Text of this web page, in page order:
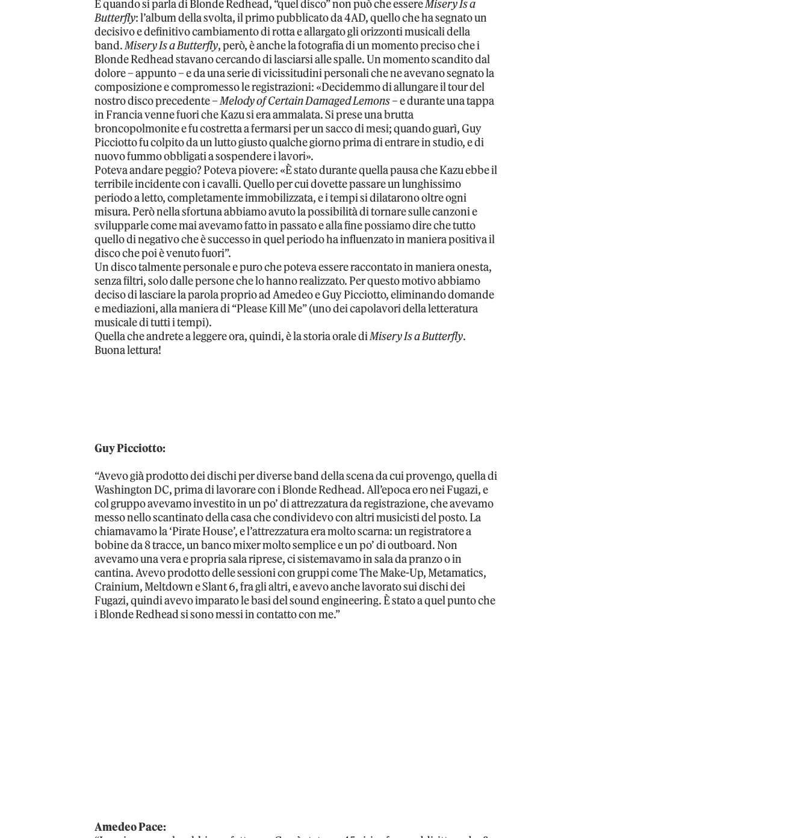
E quando si parla di Blonde Redhead, “quel disco” non può che essereMisery Is a
Butterfly: l’album della svolta, il primo pubblicato da 4AD, quello che ha segnato un
decisivo e definitivo cambiamento di rotta e allargato gli orizzonti musicali della
band.Misery Is a Butterfly, però, è anche la fotografia di un momento preciso che i
Blonde Redhead stavano cercando di lasciarsi alle spalle. Un momento scandito dal
dolore – appunto – e da una serie di vicissitudini personali che ne avevano segnato la
composizione e compromesso le registrazioni: «Decidemmo di allungare il tour del
nostro disco precedente –Melody of Certain Damaged Lemons– e durante una tappa
in Francia venne fuori che Kazu si era ammalata. Si prese una brutta
broncopolmonite e fu costretta a fermarsi per un sacco di mesi; quando guarì, Guy
Picciotto fu colpito da un lutto giusto qualche giorno prima di entrare in studio, e di
nuovo fummo obbligati a sospendere i lavori».
Poteva andare peggio? Poteva piovere: «È stato durante quella pausa che Kazu ebbe il
terribile incidente con i cavalli. Quello per cui dovette passare un lunghissimo
periodo a letto, completamente immobilizzata, e i tempi si dilatarono oltre ogni
misura. Però nella sfortuna abbiamo avuto la possibilità di tornare sulle canzoni e
svilupparle come mai avevamo fatto in passato e alla fine possiamo dire che tutto
quello di negativo che è successo in quel periodo ha influenzato in maniera positiva il
disco che poi è venuto fuori”.
Un disco talmente personale e puro che poteva essere raccontato in maniera onesta,
senza filtri, solo dalle persone che lo hanno realizzato. Per questo motivo abbiamo
deciso di lasciare la parola proprio ad Amedeo e Guy Picciotto, eliminando domande
e mediazioni, alla maniera di “Please Kill Me” (uno dei capolavori della letteratura
musicale di tutti i tempi).
Quella che andrete a leggere ora, quindi, è la storia orale diMisery Is a Butterfly.
Buona lettura!
Guy Picciotto:
“Avevo già prodotto dei dischi per diverse band della scena da cui provengo, quella di
Washington DC, prima di lavorare con i Blonde Redhead. All’epoca ero nei Fugazi, e
col gruppo avevamo investito in un po’ di attrezzatura da registrazione, che avevamo
messo nello scantinato della casa che condividevo con altri musicisti del posto. La
chiamavamo la ‘Pirate House’, e l’attrezzatura era molto scarna: un registratore a
bobine da 8 tracce, un banco mixer molto semplice e un po’ di outboard. Non
avevamo una vera e propria sala riprese, ci sistemavamo in sala da pranzo o in
cantina. Avevo prodotto delle sessioni con gruppi come The Make-Up, Metamatics,
Crainium, Meltdown e Slant 6, fra gli altri, e avevo anche lavorato sui dischi dei
Fugazi, quindi avevo imparato le basi del sound engineering. È stato a quel punto che
i Blonde Redhead si sono messi in contatto con me.”
Amedeo Pace: